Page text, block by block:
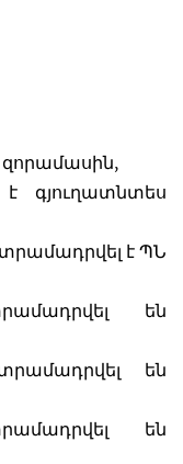
գյուղատնտես
է ՊՆ
են
են
են